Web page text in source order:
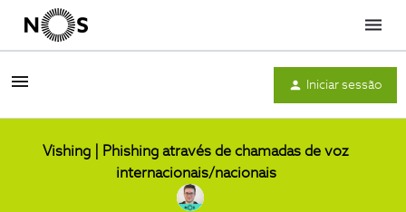
Menu
Iniciar sessão
Vishing | Phishing através de chamadas de voz
internacionais/nacionais